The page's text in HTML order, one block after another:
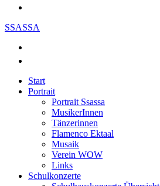
SSASSA
Start
Portrait
Portrait Ssassa
MusikerInnen
Tänzerinnen
Flamenco Ektaal
Musaik
Verein WOW
Links
Schulkonzerte